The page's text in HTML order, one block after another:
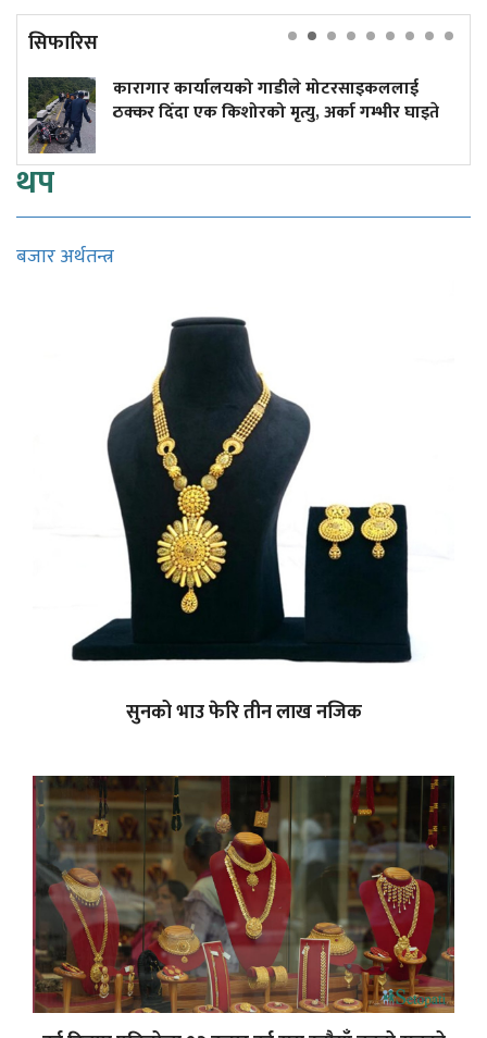
सिफारिस
कार्यालयको गाडीले मोटरसाइकललाई
एक किशोरको मृत्यु, अर्का गम्भीर घाइते
दुर्घटनाले
कमाइले
थप
बजार अर्थतन्त्र
सुनको भाउ फेरि तीन लाख नजिक